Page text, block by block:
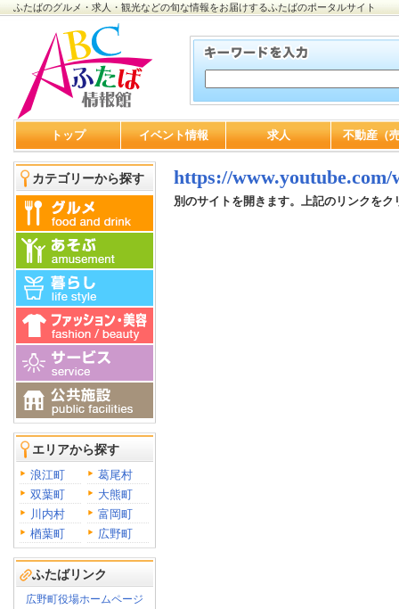
ふたばのグルメ・求人・観光などの旬な情報をお届けするふたばのポータルサイト
トップ イベント情報 求人 不動産（
カテゴリーから探す
エリアから探す
浪江町
葛尾村
双葉町
大熊町
川内村
富岡町
楢葉町
広野町
ふたばリンク
広野町役場ホームページ
https://
別のサイトを開きます。上記のリンクをク